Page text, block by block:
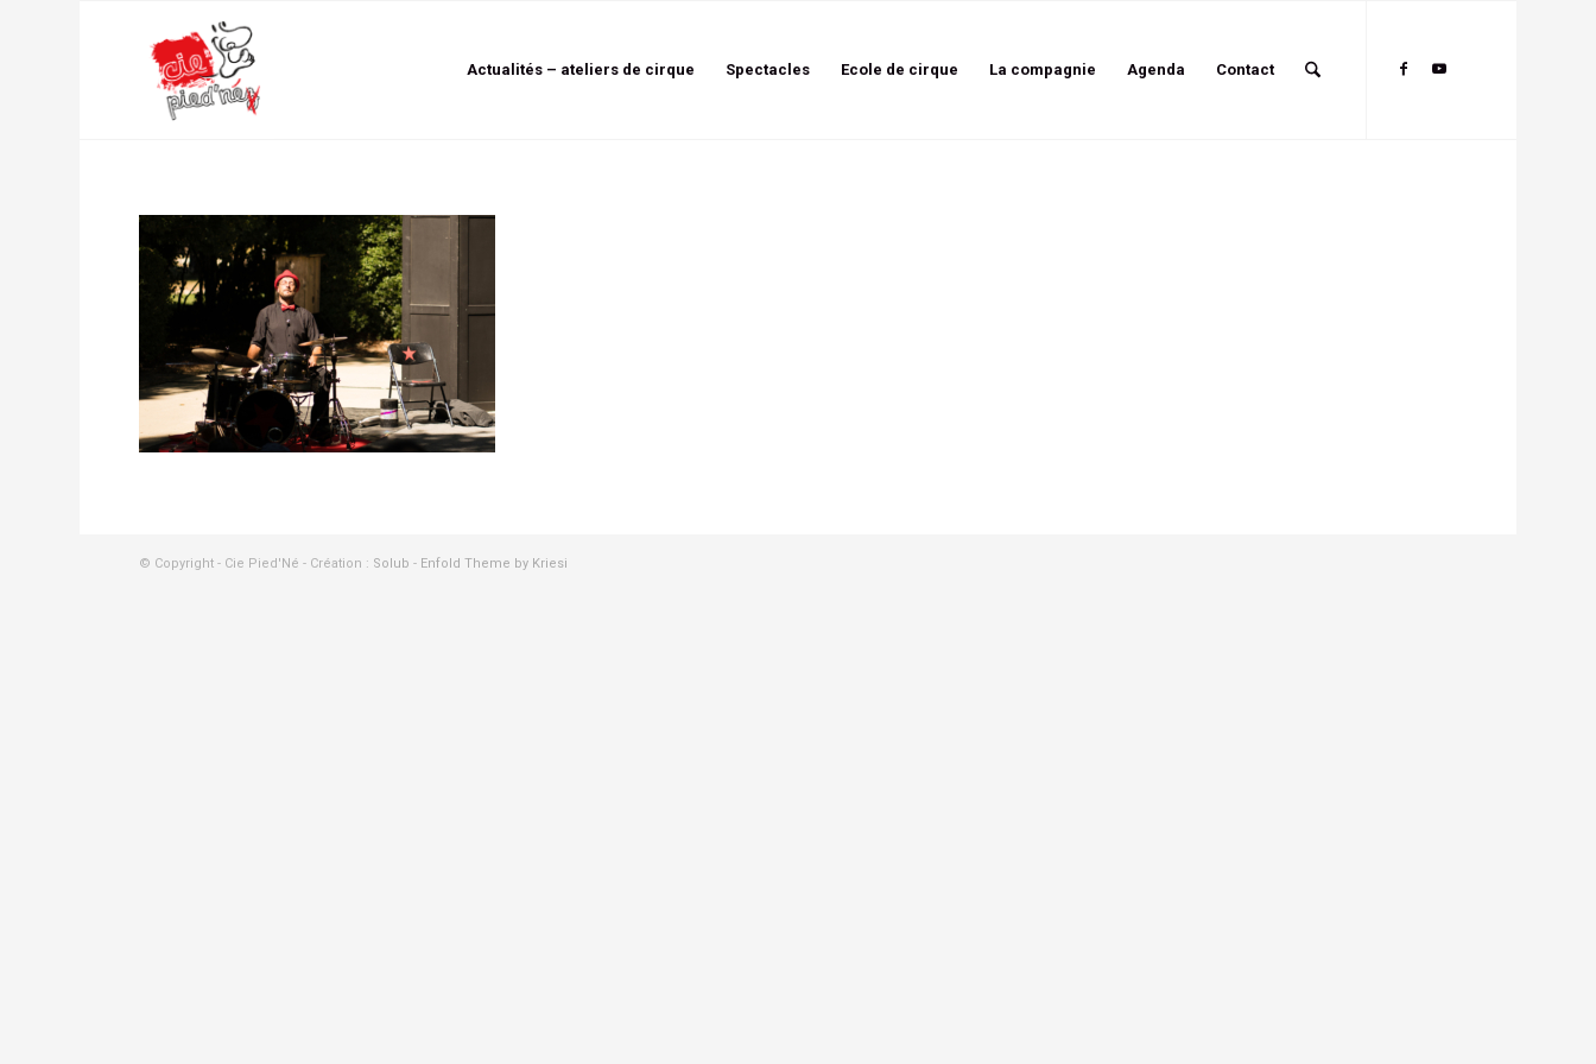
Actualités – ateliers de cirque Spectacles Ecole de cirque La compagnie Agenda Contact
© Copyright - Cie Pied'Né - Création : Solub- Enfold Theme by Kriesi